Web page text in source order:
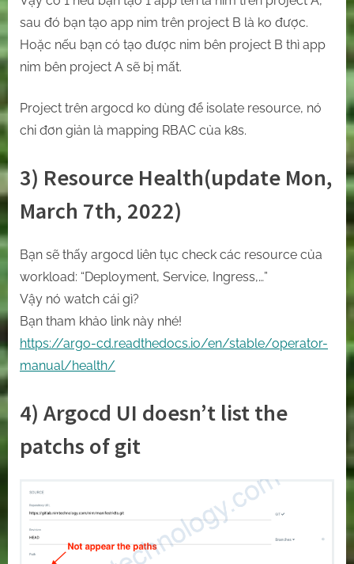
sau đó bạn tạo app nim trên project B là ko được.
Hoặc nếu bạn có tạo được nim bên project B thì app
nim bên project A sẽ bị mất.
Project trên argocd ko dùng để isolate resource, nó
chi đơn giản là mapping RBAC của k8s.
3) Resource Health(update Mon,
March 7th, 2022)
Bạn sẽ thấy argocd liên tục check các resource của
workload: “Deployment, Service, Ingress,…”
Vậy nó watch cái gì?
Bạn tham khảo link này nhé!
https://argo-cd.readthedocs.io/en/stable/operator-
manual/health/
4) Argocd UI doesn’t list the
patchs of git